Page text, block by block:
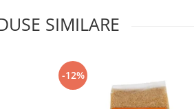
SIMILARE
-12%